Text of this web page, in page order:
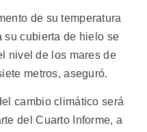
de su temperatura
su cubierta de hielo se
nivel de los mares de
metros, aseguró.
cambio climático será
del Cuarto Informe, a